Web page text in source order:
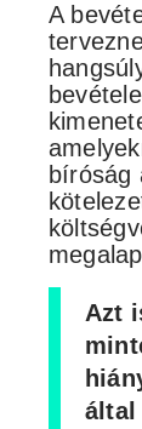
A
bíróság
Azt
által